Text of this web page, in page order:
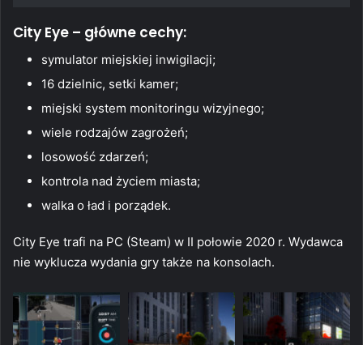
City Eye – główne cechy:
symulator miejskiej inwigilacji;
16 dzielnic, setki kamer;
miejski system monitoringu wizyjnego;
wiele rodzajów zagrożeń;
losowość zdarzeń;
kontrola nad życiem miasta;
walka o ład i porządek.
City Eye trafi na PC (Steam) w II połowie 2020 r. Wydawca
nie wyklucza wydania gry także na konsolach.